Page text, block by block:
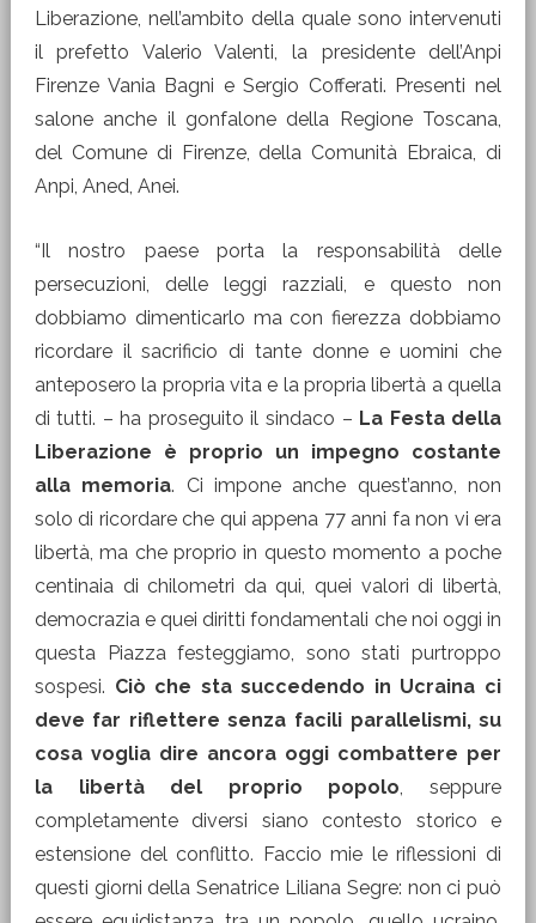
Liberazione, nell’ambito della quale sono intervenuti
il prefetto Valerio Valenti, la presidente dell’Anpi
Firenze Vania Bagni e Sergio Cofferati. Presenti nel
salone anche il gonfalone della Regione Toscana,
del Comune di Firenze, della Comunità Ebraica, di
Anpi, Aned, Anei.
“Il nostro paese porta la responsabilità delle
persecuzioni, delle leggi razziali, e questo non
dobbiamo dimenticarlo ma con fierezza dobbiamo
ricordare il sacrificio di tante donne e uomini che
anteposero la propria vita e la propria libertà a quella
di tutti. – ha proseguito il sindaco – La Festa della
Liberazione è proprio un impegno costante
alla memoria. Ci impone anche quest’anno, non
solo di ricordare che qui appena 77 anni fa non vi era
libertà, ma che proprio in questo momento a poche
centinaia di chilometri da qui, quei valori di libertà,
democrazia e quei diritti fondamentali che noi oggi in
questa Piazza festeggiamo, sono stati purtroppo
sospesi. Ciò che sta succedendo in Ucraina ci
deve far riflettere senza facili parallelismi, su
cosa voglia dire ancora oggi combattere per
la libertà del proprio popolo, seppure
completamente diversi siano contesto storico e
estensione del conflitto. Faccio mie le riflessioni di
questi giorni della Senatrice Liliana Segre: non ci può